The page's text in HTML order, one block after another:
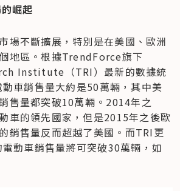
崛起
場不斷擴展，特別是在美國、歐洲
地區。根據TrendForce旗下
Institute（TRI）最新的數據統
車銷售量大約是50萬輛，其中美
售量都突破10萬輛。2014年之
車的領先國家，但是2015年之後歐
銷售量反而超越了美國。而TRI更
動車銷售量將可突破30萬輛，如